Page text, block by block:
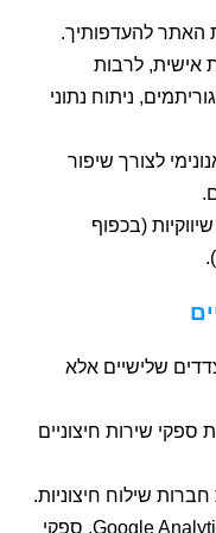
האתר להעדפותיך.
אישית, לרבות
ניתוח נתוני
לצורך שיפור
(בכפוף
שלישיים אלא
שירות חיצוניים
שילוח חיצוניות.
לספקי שירות טכנולוגיים (כגון Google Analytics, ספקי